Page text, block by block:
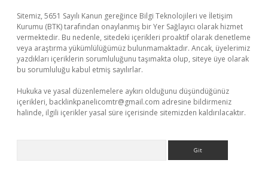
Sitemiz, 5651 Sayılı Kanun gereğince Bilgi Teknolojileri ve İletişim
Kurumu (BTK) tarafından onaylanmış bir Yer Sağlayıcı olarak hizmet
vermektedir. Bu nedenle, sitedeki içerikleri proaktif olarak denetleme
veya araştırma yükümlülüğümüz bulunmamaktadır. Ancak, üyelerimiz
yazdıkları içeriklerin sorumluluğunu taşımakta olup, siteye üye olarak
bu sorumluluğu kabul etmiş sayılırlar.
Hukuka ve yasal düzenlemelere aykırı olduğunu düşündüğünüz
içerikleri, backlinkpanelicomtr@gmail.com adresine bildirmeniz
halinde, ilgili içerikler yasal süre içerisinde sitemizden kaldırılacaktır.